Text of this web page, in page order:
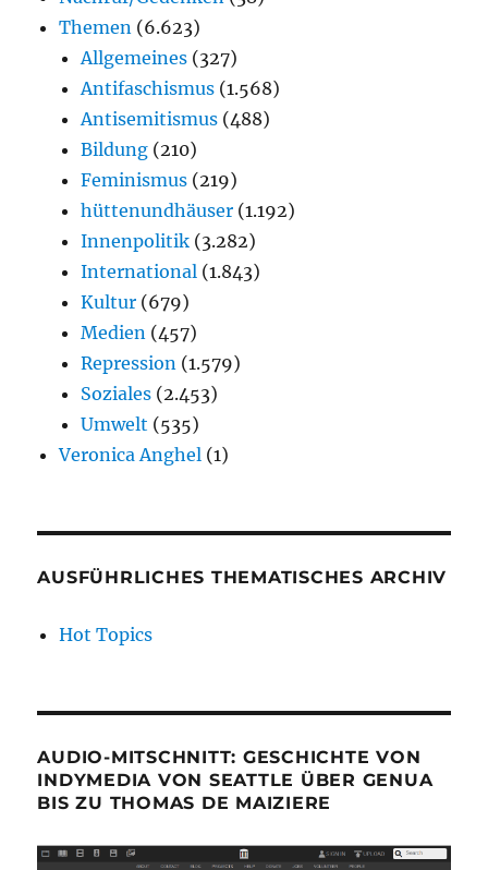
Themen (6.623)
Allgemeines (327)
Antifaschismus (1.568)
Antisemitismus (488)
Bildung (210)
Feminismus (219)
hüttenundhäuser (1.192)
Innenpolitik (3.282)
International (1.843)
Kultur (679)
Medien (457)
Repression (1.579)
Soziales (2.453)
Umwelt (535)
Veronica Anghel (1)
AUSFÜHRLICHES THEMATISCHES ARCHIV
Hot Topics
AUDIO-MITSCHNITT: GESCHICHTE VON
INDYMEDIA VON SEATTLE ÜBER GENUA
BIS ZU THOMAS DE MAIZIERE